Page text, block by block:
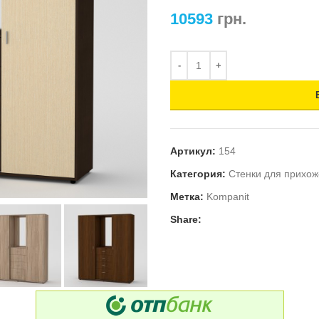
10593 грн.
Артикул: 154
Категория: Стенки для
Метка: Kompanit
Share: